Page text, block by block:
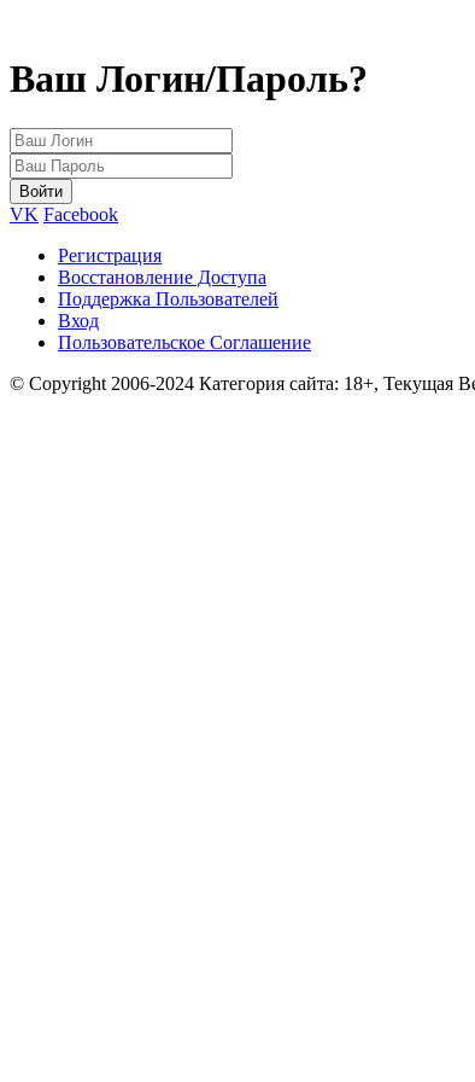
Ваш Логин/Пароль?
VK Facebook
Регистрация
Восстановление Доступа
Поддержка Пользователей
Вход
Пользовательское Соглашение
© Copyright 2006-2024 Категория сайта: 18+, Текущая